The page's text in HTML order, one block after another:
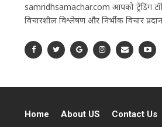
samridhsamachar.com आपको ट्रेंडिंग
विचारशील विश्लेषण और निर्भीक विचार
Home About US Contact Us